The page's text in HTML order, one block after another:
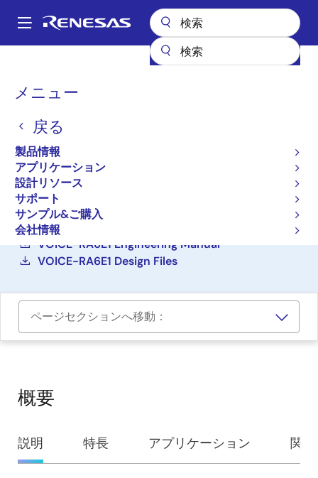
ン
Main
メニュー
戻る
製品情報
アプリケーション
設計リソース
サポート
サンプル&ご購入
会社情報
パ
く
ず
TW001-VUIA6E1POCZ
RA6E1音声ユーザデモキッ
ト
TW001-VUIA6E1POCZ
ご購入
Voice Kit RA6E1 Quick Start Guide
VOICE-RA6E1 Engineering Manual
VOICE-RA6E1 Design Files
ページセクションへ移動：
概要
概
要
説明 特長 アプリケーション 関